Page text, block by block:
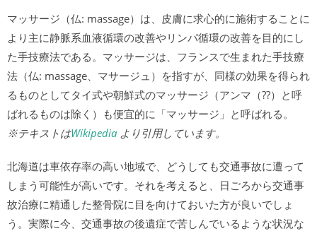
マッサージ（仏: massage）は、皮膚に求心的に施術することに
より主に静脈系血液循環の改善やリンパ循環の改善を目的にし
た手技療法である。マッサージは、フランスで生まれた手技療
法（仏: massage、マサージュ）を指すが、同様の効果を得られ
るものとしてタイ式や朝鮮式のマッサージ（アンマ（??）と呼
ばれるものは除く）も便宜的に「マッサージ」と呼ばれる。
※テキストはWikipedia より引用しています。
北海道は車依存率の高い地域で、どうしても交通事故に遭って
しまう可能性が高いです。それを考えると、日ごろから交通事
故治療に精通した整骨院に目を向けておいた方が良いでしょ
う。実際に今、交通事故の後遺症で苦しんでいるような状況な